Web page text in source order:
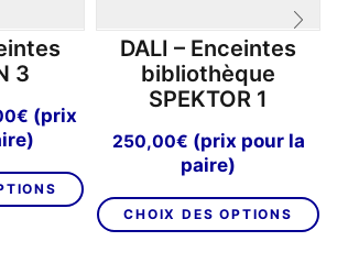
3
€ Le
prix
est :
490,00€.
(prix
produit
DALI – Enceintes
bibliothèque
SPEKTOR 1
250,00€ (prix pour la
paire)
CHOIX DES OPTIONS